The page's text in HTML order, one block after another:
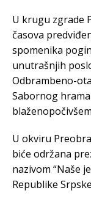
U krugu zgrade
časova
spomenika
unutrašnjih
Odbrambeno-
Sabornog
U okviru
biće održana
nazivom “Naše
Republike